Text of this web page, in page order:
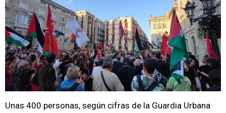
Unas 400 personas, según cifras de la Guardia Urbana